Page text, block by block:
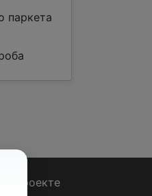
паркета
О проекте